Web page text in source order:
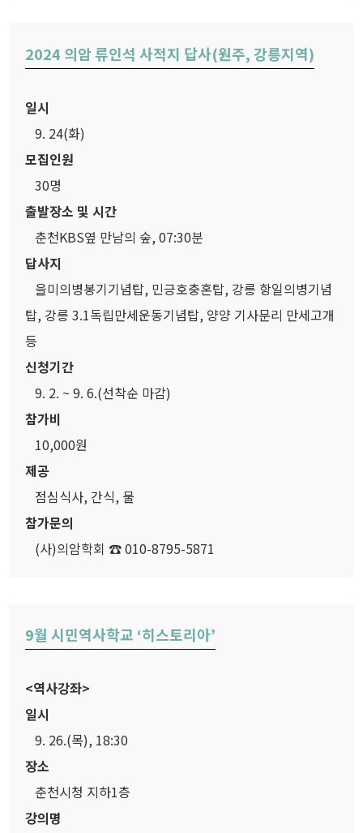
2024 의암 류인석 사적지 답사(원주, 강릉지역)
일시
9. 24(화)
모집인원
30명
출발장소 및 시간
춘천KBS옆 만남의 숲, 07:30분
답사지
을미의병봉기기념탑, 민긍호충혼탑, 강릉 항일의병기념
탑, 강릉 3.1독립만세운동기념탑, 양양 기사문리 만세고개
등
신청기간
9. 2. ~ 9. 6.(선착순 마감)
참가비
10,000원
제공
점심식사, 간식, 물
참가문의
(사)의암학회 ☎ 010-8795-5871
9월 시민역사학교 ‘히스토리아’
<역사강좌>
일시
9. 26.(목), 18:30
장소
춘천시청 지하1층
강의명